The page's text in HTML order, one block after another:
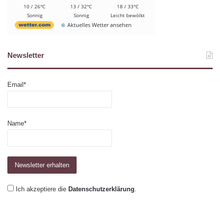
10 / 26°C
Sonnig
13 / 32°C
Sonnig
18 / 33°C
Leicht bewölkt
Aktuelles Wetter ansehen
Newsletter
Email*
Name*
Ich akzeptiere die Datenschutzerklärung